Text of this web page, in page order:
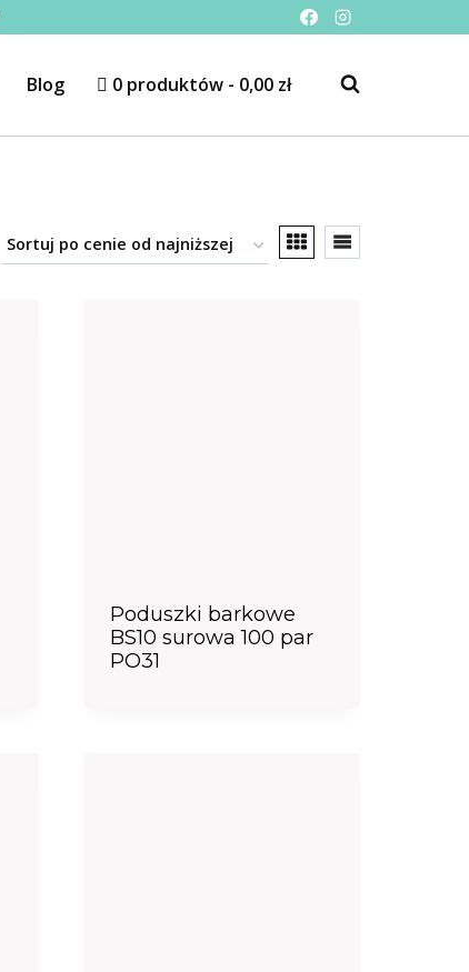
Blog 0 produktów 0,00 zł
Poduszki barkowe
BS10 surowa 100 par
PO31